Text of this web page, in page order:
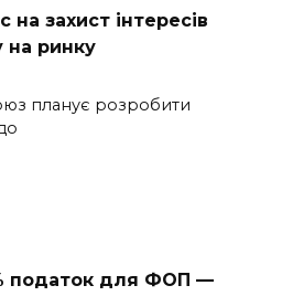
захист інтересів
на ринку
планує розробити
податок для ФОП —